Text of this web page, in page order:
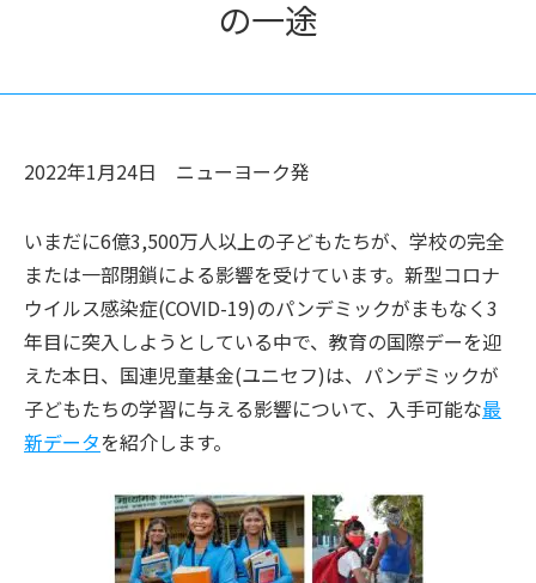
の一途
2022年1月24日 ニューヨーク発
いまだに6億3,500万人以上の子どもたちが、学校の完全
または一部閉鎖による影響を受けています。新型コロナ
ウイルス感染症(COVID-19)のパンデミックがまもなく3
年目に突入しようとしている中で、教育の国際デーを迎
えた本日、国連児童基金(ユニセフ)は、パンデミックが
子どもたちの学習に与える影響について、入手可能な最
新データを紹介します。